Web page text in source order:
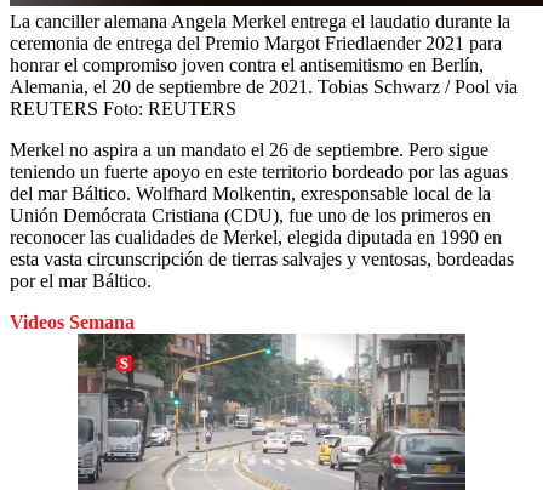
La canciller alemana Angela Merkel entrega el laudatio durante la
ceremonia de entrega del Premio Margot Friedlaender 2021 para
honrar el compromiso joven contra el antisemitismo en Berlín,
Alemania, el 20 de septiembre de 2021. Tobias Schwarz / Pool via
REUTERS Foto: REUTERS
Merkel no aspira a un mandato el 26 de septiembre. Pero sigue
teniendo un fuerte apoyo en este territorio bordeado por las aguas
del mar Báltico. Wolfhard Molkentin, exresponsable local de la
Unión Demócrata Cristiana (CDU), fue uno de los primeros en
reconocer las cualidades de Merkel, elegida diputada en 1990 en
esta vasta circunscripción de tierras salvajes y ventosas, bordeadas
por el mar Báltico.
Videos Semana